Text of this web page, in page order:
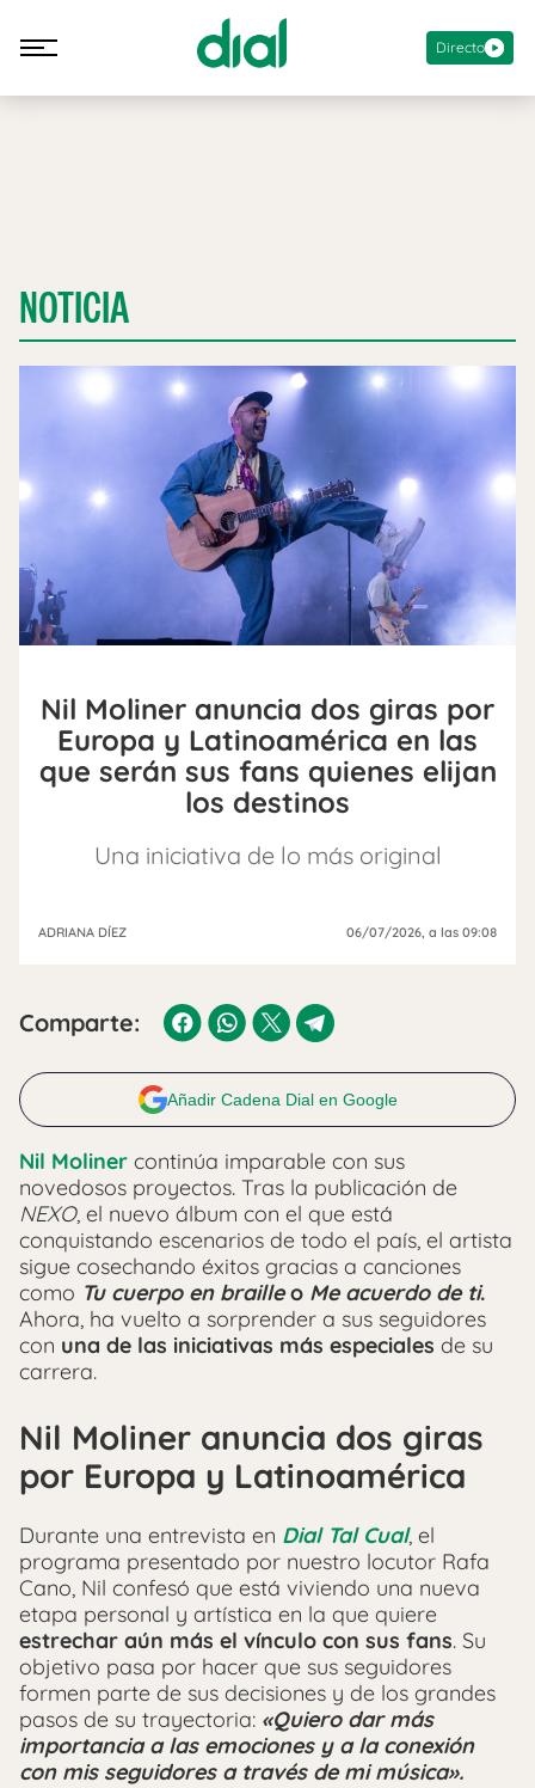
Directo
NOTICIA
Nil Moliner anuncia dos giras por
Europa y Latinoamérica en las
que serán sus fans quienes elijan
los destinos
Una iniciativa de lo más original
ADRIANA DÍEZ 06/07/2026, a las 09:08
Comparte:
Añadir Cadena Dial en Google
Nil Moliner continúa imparable con sus
novedosos proyectos. Tras la publicación de
NEXO, el nuevo álbum con el que está
conquistando escenarios de todo el país, el artista
sigue cosechando éxitos gracias a canciones
como Tu cuerpo en brailleo Me acuerdo de ti.
Ahora, ha vuelto a sorprender a sus seguidores
con una de las iniciativas más especiales de su
carrera.
Nil Moliner anuncia dos giras
por Europa y Latinoamérica
Durante una entrevista en Dial Tal Cual, el
programa presentado por nuestro locutor Rafa
Cano, Nil confesó que está viviendo una nueva
etapa personal y artística en la que quiere
estrechar aún más el vínculo con sus fans. Su
objetivo pasa por hacer que sus seguidores
formen parte de sus decisiones y de los grandes
pasos de su trayectoria: «Quiero dar más
importancia a las emociones y a la conexión
con mis seguidores a través de mi música».